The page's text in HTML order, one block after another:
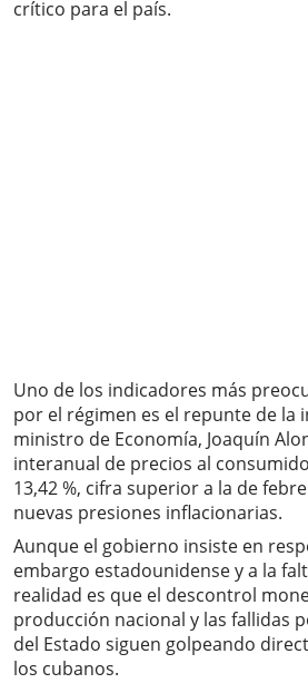
crítico para el país.
Uno de los indicadores más
por el régimen es el repunte de la
ministro de Economía, Joaquín
interanual de precios al
13,42 %, cifra superior a la de
nuevas presiones inflacionarias.
Aunque el gobierno insiste en
embargo estadounidense y a la
realidad es que el descontrol
producción nacional y las fallidas
del Estado siguen golpeando
los cubanos.